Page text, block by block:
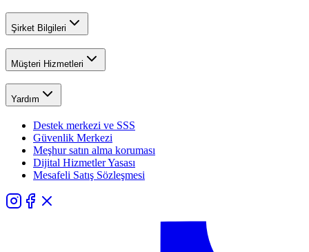
Şirket Bilgileri
Müşteri Hizmetleri
Yardım
Destek merkezi ve SSS
Güvenlik Merkezi
Meşhur satın alma koruması
Dijital Hizmetler Yasası
Mesafeli Satış Sözleşmesi